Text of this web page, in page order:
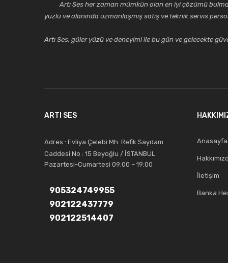
Artı Ses her zaman mümkün olan en iyi çözümü bulmak,
yüzlü ve alanında uzmanlaşmış satış ve teknik servis
Artı Ses, güler yüzü ve deneyimi ile bu gün ve gelecekte
ARTI SES
Adres : Evliya Çelebi Mh. Refik Saydam
Caddesi No : 15 Beyoğlu / İSTANBUL
Pazartesi-Cumartesi 09:00 – 19:00
905324749955
902122437779
902122514407
Anasayfa
İletişim
Banka